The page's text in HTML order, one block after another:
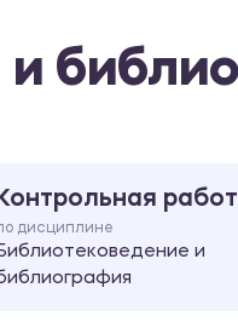
Контрольная
дисциплине
и